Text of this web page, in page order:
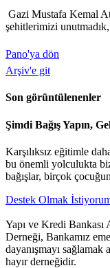
Gazi Mustafa Kemal
şehitlerimizi
Pano'ya dön
Arşiv'e git
Son görüntülenenler
Şimdi Bağış Yapın,
Karşılıksız eğitimle
bu önemli yolculukta
bağışlar, birçok
Destek Olmak
Yapı ve Kredi Bankası
Derneği, Bankamız
dayanışmayı
hayır derneğidir.